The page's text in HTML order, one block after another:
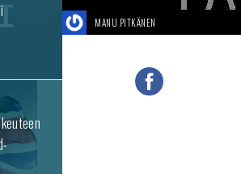
MANU PITKÄNEN